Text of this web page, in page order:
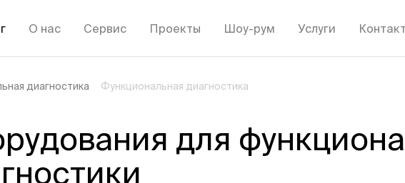
О нас Сервис Проекты Шоу-рум Услуги
диагностика Функциональная диагностика
для